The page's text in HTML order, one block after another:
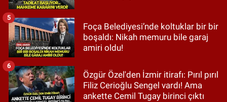
Foça Belediyesi’nde koltuklar bir bir
boşaldı: Nikah memuru bile garaj
amiri oldu!
5
Özgür Özel'den İzmir itirafı: Pırıl pırıl
Filiz Cerioğlu Sengel vardı! Ama
ankette Cemil Tugay birinci çıktı
6